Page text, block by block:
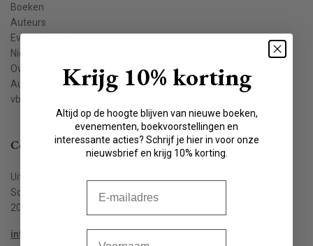
Boeken
Auteurs
Evenementen
Nieuws
Over ons
Auteur worden
vbkbelgie.be
Contact
Uitgeverij Houtekiet
Schaliënstraat 1, bus 11
2000 Antwerpen
info@houtekiet.be
Krijg 10% korting
Altijd op de hoogte blijven van nieuwe boeken,
evenementen, boekvoorstellingen en
interessante acties? Schrijf je hier in voor onze
nieuwsbrief en krijg 10% korting.